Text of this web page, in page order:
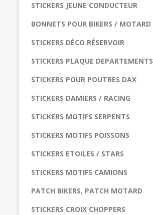
STICKERS JEUNE CONDUCTEUR
BONNETS POUR BIKERS / MOTARD
STICKERS DÉCO RÉSERVOIR
STICKERS PLAQUE DEPARTEMENTS
STICKERS POUR POUTRES DAX
STICKERS DAMIERS / RACING
STICKERS MOTIFS SERPENTS
STICKERS MOTIFS POISSONS
STICKERS ETOILES / STARS
STICKERS MOTIFS CAMIONS
PATCH BIKERS, PATCH MOTARD
STICKERS CROIX CHOPPERS